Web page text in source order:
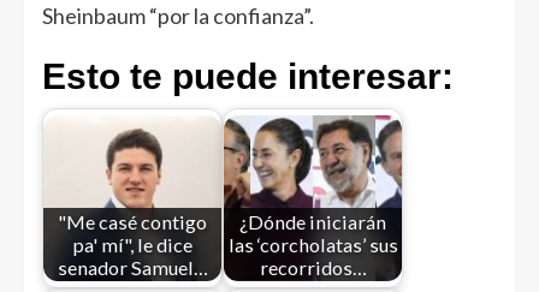
Sheinbaum “por la confianza”.
Esto te puede interesar:
"Me casé contigo
pa' mí", le dice
senador Samuel…
¿Dónde iniciarán
las ‘corcholatas’ sus
recorridos…